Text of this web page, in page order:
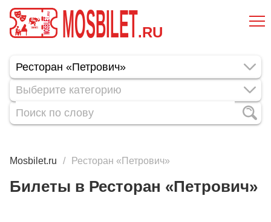
MOSBILET.RU
Выберите категорию
Mosbilet.ru Ресторан «Петрович»
Билеты в Ресторан «Петрович»